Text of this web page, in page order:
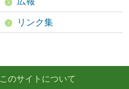
リンク集
このサイトについて